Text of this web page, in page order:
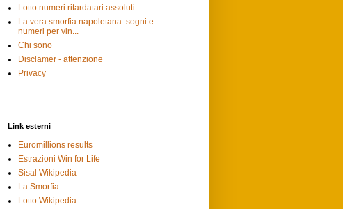
Lotto numeri ritardatari assoluti
La vera smorfia napoletana: sogni e
numeri per vin...
Chi sono
Disclamer - attenzione
Privacy
Link esterni
Euromillions results
Estrazioni Win for Life
Sisal Wikipedia
La Smorfia
Lotto Wikipedia